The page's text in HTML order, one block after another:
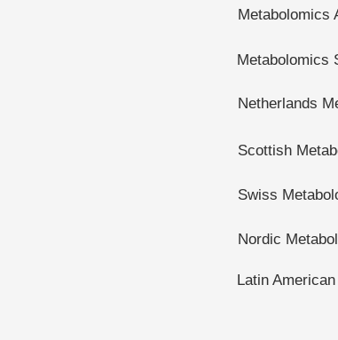
Metabolomics
Metabolomics
Netherlands
Scottish
Swiss
Nordic
Latin